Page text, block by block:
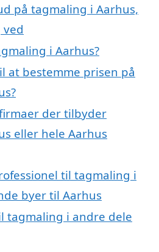
på tagmaling i Aarhus,
i Aarhus?
at bestemme prisen på
der tilbyder
eller hele Aarhus
til tagmaling i
byer til Aarhus
tagmaling i andre dele